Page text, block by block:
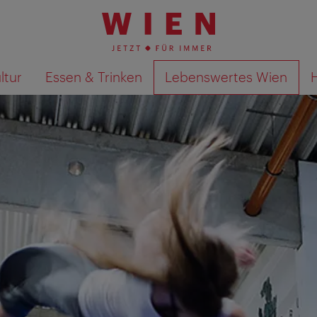
Essen & Trinken Lebenswertes Wien
Suchergebnisse auf Karte